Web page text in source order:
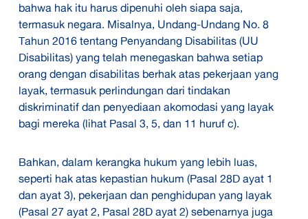
bahwa hak itu harus dipenuhi oleh siapa saja,
termasuk negara. Misalnya, Undang-Undang No. 8
Tahun 2016 tentang Penyandang Disabilitas (UU
Disabilitas) yang telah menegaskan bahwa setiap
orang dengan disabilitas berhak atas pekerjaan yang
layak, termasuk perlindungan dari tindakan
diskriminatif dan penyediaan akomodasi yang layak
bagi mereka (lihat Pasal 3, 5, dan 11 huruf c).
Bahkan, dalam kerangka hukum yang lebih luas,
seperti hak atas kepastian hukum (Pasal 28D ayat 1
dan ayat 3), pekerjaan dan penghidupan yang layak
(Pasal 27 ayat 2, Pasal 28D ayat 2) sebenarnya juga